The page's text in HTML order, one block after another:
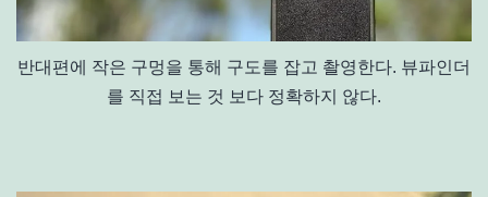
반대편에 작은 구멍을 통해 구도를 잡고 촬영한다. 뷰파인더
를 직접 보는 것 보다 정확하지 않다.